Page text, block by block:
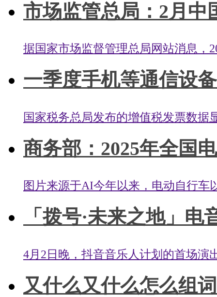
市场监管总局：2月中
据国家市场监督管理总局网站消息，
一季度手机等通信设
国家税务总局发布的增值税发票数据
商务部：2025年全国
图片来源于AI今年以来，电动自行车
「拨号·未来之地」
4月2日晚，抖音音乐人计划的首场演
又什么又什么怎么组